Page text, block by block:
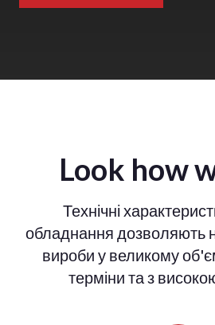
Look how
Технічні
обладнання дозволяють
вироби у великому
терміни та з